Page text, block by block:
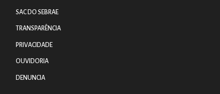
SAC DO SEBRAE
TRANSPARÊNCIA
PRIVACIDADE
OUVIDORIA
DENUNCIA